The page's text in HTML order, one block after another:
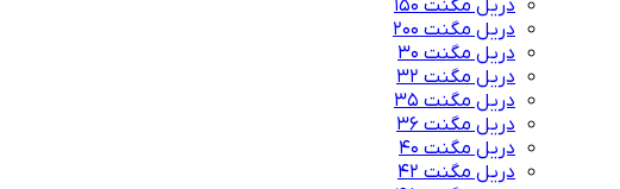
دریل مگنت 150
دریل مگنت 200
دریل مگنت 30
دریل مگنت 32
دریل مگنت 35
دریل مگنت 36
دریل مگنت 40
دریل مگنت 42